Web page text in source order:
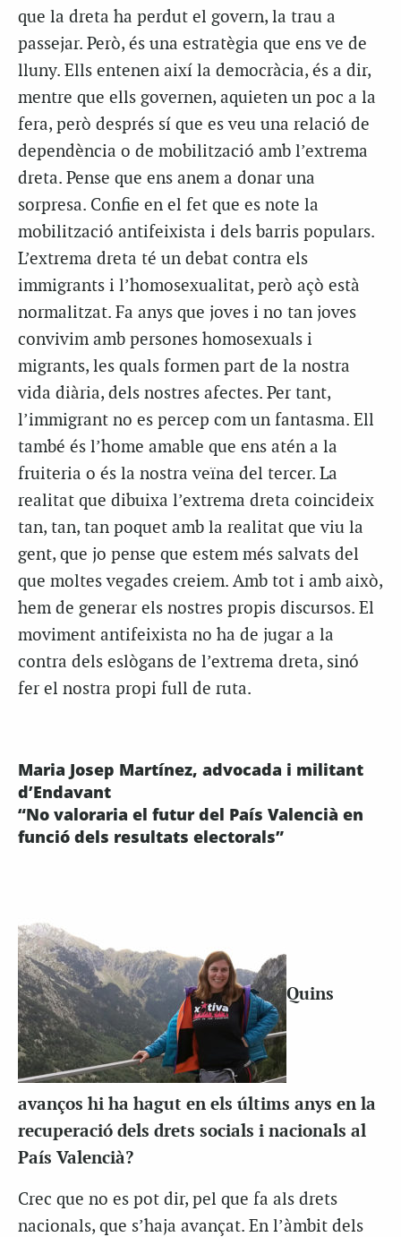
que la dreta ha perdut el govern, la trau a
passejar. Però, és una estratègia que ens ve de
lluny. Ells entenen així la democràcia, és a dir,
mentre que ells governen, aquieten un poc a la
fera, però després sí que es veu una relació de
dependència o de mobilització amb l’extrema
dreta. Pense que ens anem a donar una
sorpresa. Confie en el fet que es note la
mobilització antifeixista i dels barris populars.
L’extrema dreta té un debat contra els
immigrants i l’homosexualitat, però açò està
normalitzat. Fa anys que joves i no tan joves
convivim amb persones homosexuals i
migrants, les quals formen part de la nostra
vida diària, dels nostres afectes. Per tant,
l’immigrant no es percep com un fantasma. Ell
també és l’home amable que ens atén a la
fruiteria o és la nostra veïna del tercer. La
realitat que dibuixa l’extrema dreta coincideix
tan, tan, tan poquet amb la realitat que viu la
gent, que jo pense que estem més salvats del
que moltes vegades creiem. Amb tot i amb això,
hem de generar els nostres propis discursos. El
moviment antifeixista no ha de jugar a la
contra dels eslògans de l’extrema dreta, sinó
fer el nostra propi full de ruta.
Maria Josep Martínez, advocada i militant
d’Endavant
“No valoraria el futur del País Valencià en
funció dels resultats electorals”
Quins
avanços hi ha hagut en els últims anys en la
recuperació dels drets socials i nacionals al
País Valencià?
Crec que no es pot dir, pel que fa als drets
nacionals, que s’haja avançat. En l’àmbit dels